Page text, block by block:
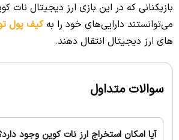
بازیکنانی که در این بازی ارز دیجیتال نات
می‌توانستند دارایی‌های خود را بهکیف پول
های ارز دیجیتال انتقال دهند.
سوالات متداول
آیا امکان استخراج ارز نات کوین وجود